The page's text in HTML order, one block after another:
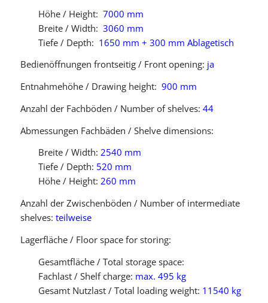
Höhe / Height: 7000 mm
Breite / Width: 3060 mm
Tiefe / Depth: 1650 mm + 300 mm Ablagetisch
Bedienöffnungen frontseitig / Front opening: ja
Entnahmehöhe / Drawing height: 900 mm
Anzahl der Fachböden / Number of shelves: 44
Abmessungen Fachbäden / Shelve dimensions:
Breite / Width: 2540 mm
Tiefe / Depth: 520 mm
Höhe / Height: 260 mm
Anzahl der Zwischenböden / Number of intermediate
shelves: teilweise
Lagerfläche / Floor space for storing:
Gesamtfläche / Total storage space:
Fachlast / Shelf charge: max. 495 kg
Gesamt Nutzlast / Total loading weight: 11540 kg